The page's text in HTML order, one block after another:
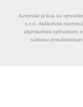
Autorské práva sú
s.r.o. Akékoľvek
akýmkoľvek spôsobom,
súhlasu